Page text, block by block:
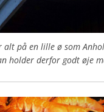
alt på en lille ø som
holder derfor godt øje